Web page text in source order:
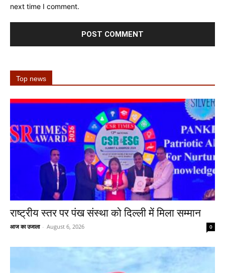
next time I comment.
Top news
राष्ट्रीय स्तर पर पंख संस्था को दिल्ली में मिला सम्मान
आज का उजाला - August 6, 2026 0